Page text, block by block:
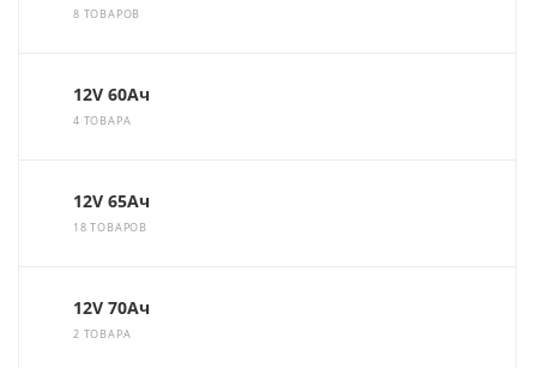
8 ТОВАРОВ
12V 60Ач
4 ТОВАРА
12V 65Ач
18 ТОВАРОВ
12V 70Ач
2 ТОВАРА